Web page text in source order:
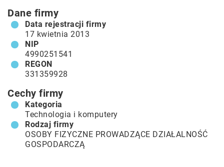
Dane firmy
Data rejestracji firmy
17 kwietnia 2013
NIP
4990251541
REGON
331359928
Cechy firmy
Kategoria
Technologia i komputery
Rodzaj firmy
OSOBY FIZYCZNE PROWADZĄCE DZIAŁALNOŚĆ
GOSPODARCZĄ